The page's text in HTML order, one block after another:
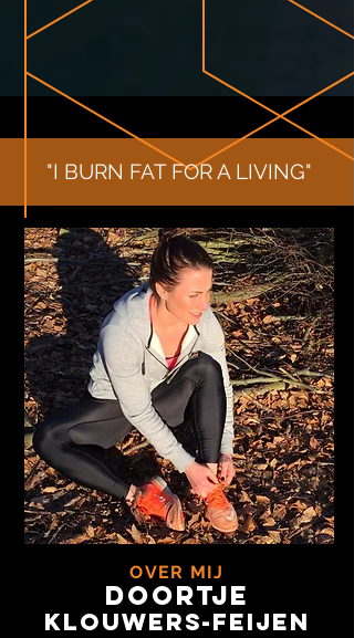
"I BURN FAT FOR A LIVING"
OVER MIJ
DOORTJE
Klouwers-FEIJEN